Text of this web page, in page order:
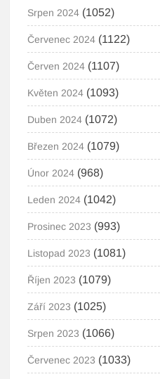
Srpen 2024 (1052)
Červenec 2024 (1122)
Červen 2024 (1107)
Květen 2024 (1093)
Duben 2024 (1072)
Březen 2024 (1079)
Únor 2024 (968)
Leden 2024 (1042)
Prosinec 2023 (993)
Listopad 2023 (1081)
Říjen 2023 (1079)
Září 2023 (1025)
Srpen 2023 (1066)
Červenec 2023 (1033)